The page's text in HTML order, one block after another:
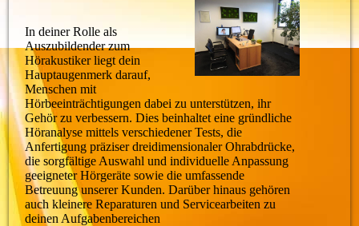
In deiner Rolle als
Auszubildender zum
Hörakustiker liegt dein
Hauptaugenmerk darauf,
Menschen mit
Hörbeeinträchtigungen dabei zu unterstützen, ihr
Gehör zu verbessern. Dies beinhaltet eine gründliche
Höranalyse mittels verschiedener Tests, die
Anfertigung präziser dreidimensionaler Ohrabdrücke,
die sorgfältige Auswahl und individuelle Anpassung
geeigneter Hörgeräte sowie die umfassende
Betreuung unserer Kunden. Darüber hinaus gehören
auch kleinere Reparaturen und Servicearbeiten zu
deinen Aufgabenbereichen